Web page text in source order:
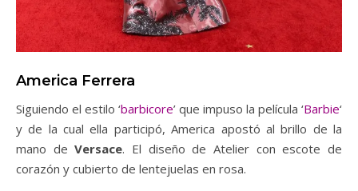
America Ferrera
Siguiendo el estilo ‘barbicore’ que impuso la película ‘Barbie‘
y de la cual ella participó, America apostó al brillo de la
mano deVersace. El diseño de Atelier con escote de
corazón y cubierto de lentejuelas en rosa.